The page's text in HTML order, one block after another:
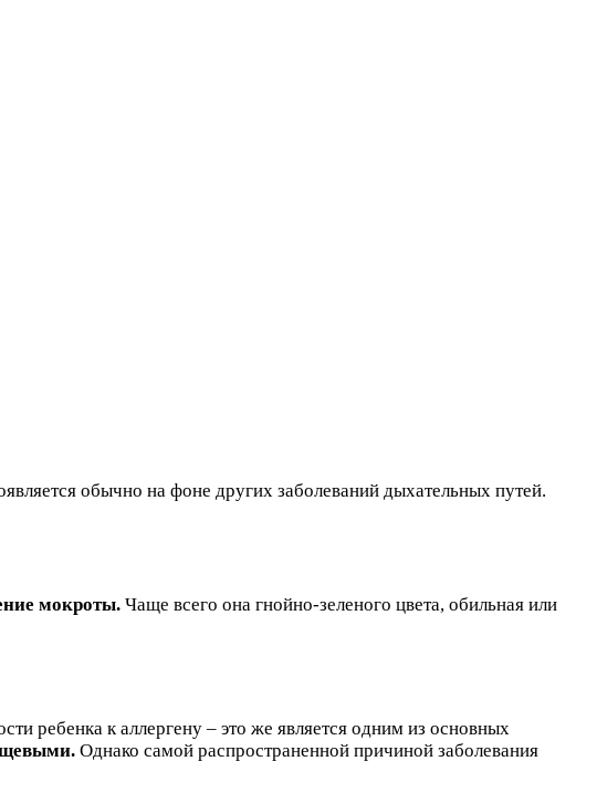
обычно на фоне других заболеваний дыхательных путей.
мокроты. Чаще всего она гнойно-зеленого цвета, обильная или
ребенка к аллергену – это же является одним из основных
Однако самой распространенной причиной заболевания